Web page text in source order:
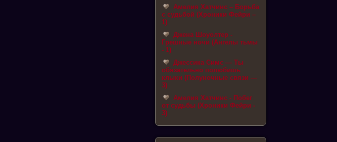
Амелия Хатчинс – Борьба
с судьбой (Хроники Фейри –
1)
Джена Шоуолтер -
Грешные ночи (Ангелы тьмы
- 1)
Джессика Симс — Ты
обязательно полюбишь
клыки (Полуночные связи —
3)
Амелия Хатчинс - Побег
от судьбы (Хроники Фейри -
3)